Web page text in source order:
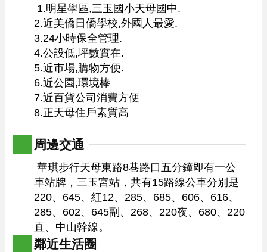
2.近美僑日僑學校,外國人最愛.
3.24小時保全管理.
4.公設低,坪數實在.
5.近市場,購物方便.
6.近公園,環境棒
7.近百貨公司消費方便
8.正天母住戶素質高
周邊交通
華琪步行天母東路8巷路口五分鐘即有一公
車站牌，三玉宮站，共有15路線公車分別是
220、645、紅12、285、685、606、616、
285、602、645副、268、220夜、680、220
直、中山幹線。
鄰近生活圈